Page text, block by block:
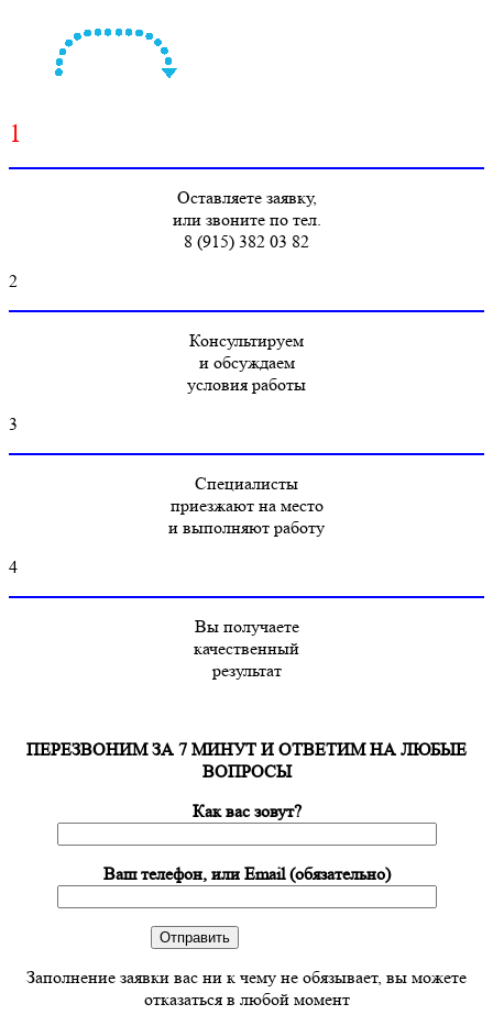
1
Оставляете заявку,
или звоните по тел.
8 (915) 382 03 82
2
Консультируем
и обсуждаем
условия работы
3
Специалисты
приезжают на место
и выполняют работу
4
Вы получаете
качественный
результат
ПЕРЕЗВОНИМ ЗА 7 МИНУТ И ОТВЕТИМ НА ЛЮБЫЕ
ВОПРОСЫ
Как вас зовут?
Ваш телефон, или Email (обязательно)
Заполнение заявки вас ни к чему не обязывает, вы можете
отказаться в любой момент